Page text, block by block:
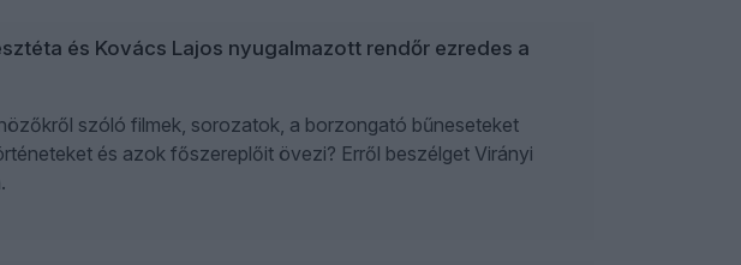
és Kovács Lajos nyugalmazott rendőr ezredes a
szóló filmek, sorozatok, a borzongató bűneseteket
és azok főszereplőit övezi? Erről beszélget Virányi